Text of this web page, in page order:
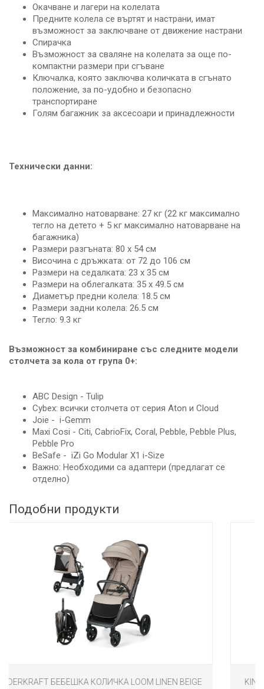
Окачване и лагери на колелата
Предните колела се въртят и настрани, имат
възможност за заключване от движение настрани
Спирачка
Възможност за сваляне на колелата за още по-
компактни размери при сгъване
Ключалка, която заключва количката в сгънато
положение, за по-удобно и безопасно
транспортиране
Голям багажник за аксесоари и принадлежности
Технически данни:
Максимално натоварване: 27 кг (22 кг максимално
тегло на детето + 5 кг максимално натоварване на
багажника)
Размери разгъната: 80 x 54 см
Височина с дръжката: от 72 до 106 см
Размери на седалката: 23 x 35 см
Размери на облегалката: 35 x 49.5 см
Диаметър предни колела: 18.5 см
Размери задни колела: 26.5 см
Тегло: 9.3 кг
Възможност за комбиниране със следните модели
столчета за кола от група 0+:
ABC Design - Tulip
Cybex: всички столчета от серия Aton и Cloud
Joie - i-Gemm
Maxi Cosi - Citi, CabrioFix, Coral, Pebble, Pebble Plus,
Pebble Pro
BeSafe - iZi Go Modular X1 i-Size
Важно: Необходими са адаптери (предлагат се
отделно)
Подобни продукти
KINDERKRAFT БЕБЕШКА КОЛИЧКА LOOM INK BLACK